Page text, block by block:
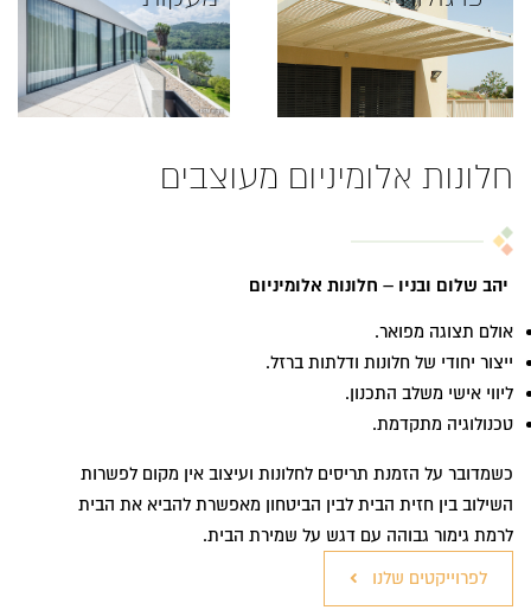
חלונות אלומיניום מעוצבים
יהב שלום ובניו – חלונות אלומיניום
אולם תצוגה מפואר.
ייצור יחודי של חלונות ודלתות ברזל.
ליווי אישי משלב התכנון.
טכנולוגיה מתקדמת.
כשמדובר על הזמנת תריסים לחלונות ועיצוב אין מקום לפשרות
השילוב בין חזית הבית לבין הביטחון מאפשרת להביא את הבית
לרמת גימור גבוהה עם דגש על שמירת הבית.
לפרוייקטים שלנו